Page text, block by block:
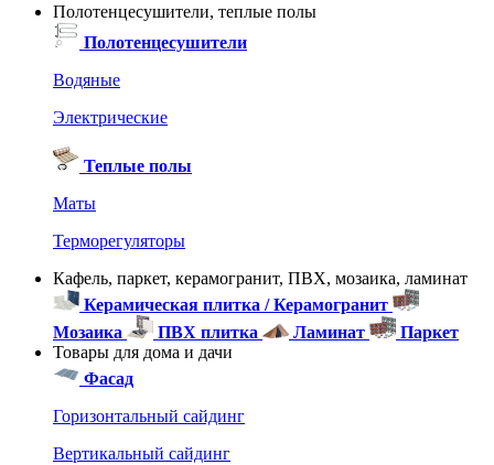
Полотенцесушители, теплые полы
Полотенцесушители
Водяные
Электрические
Теплые полы
Маты
Терморегуляторы
Кафель, паркет, керамогранит, ПВХ, мозаика, ламинат
Керамическая плитка / Керамогранит
Мозаика
ПВХ плитка Ламинат
Паркет
Товары для дома и дачи
Фасад
Горизонтальный сайдинг
Вертикальный сайдинг